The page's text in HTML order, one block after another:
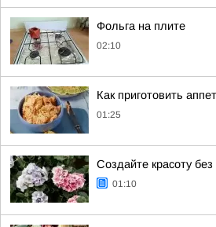
Фольга на плите
02:10
Как приготовить
01:25
Создайте красоту
01:10